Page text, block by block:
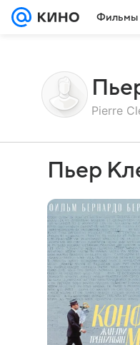
Фильмы
Pierre
Пьер